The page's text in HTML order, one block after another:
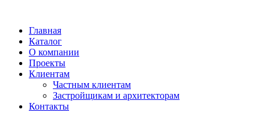
Главная
Каталог
О компании
Проекты
Клиентам
Частным клиентам
Застройщикам и архитекторам
Контакты